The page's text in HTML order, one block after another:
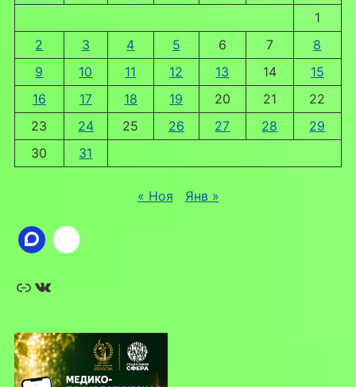
1
2
3 4 5 6 7
8
9
10 11 12 13 14
15
16
17 18 19 20 21
22
23
24 25 26 27 28
29
30
31
« Ноя Янв »
Ссылка